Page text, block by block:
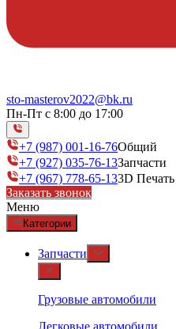
sto-masterov2022@bk.ru
Пн-Пт с 8:00 до 17:00
+7 (987) 001-16-76Общий
+7 (927) 035-76-13Запчасти
+7 (967) 778-65-133D Печать
Заказать звонок
Меню
Категории
Запчасти
Грузовые автомобили
Легковые автомобили